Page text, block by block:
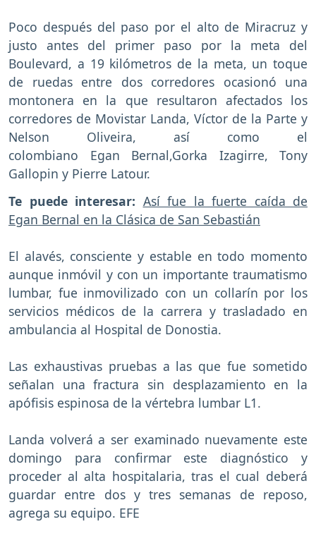
Poco después del paso por el alto de Miracruz y
justo antes del primer paso por la meta del
Boulevard, a 19 kilómetros de la meta, un toque
de ruedas entre dos corredores ocasionó una
montonera en la que resultaron afectados los
corredores de Movistar Landa, Víctor de la Parte y
Nelson Oliveira, así como el
colombiano Egan Bernal,Gorka Izagirre, Tony
Gallopin y Pierre Latour.
Te puede interesar: Así fue la fuerte caída de
Egan Bernal en la Clásica de San Sebastián
El alavés, consciente y estable en todo momento
aunque inmóvil y con un importante traumatismo
lumbar, fue inmovilizado con un collarín por los
servicios médicos de la carrera y trasladado en
ambulancia al Hospital de Donostia.
Las exhaustivas pruebas a las que fue sometido
señalan una fractura sin desplazamiento en la
apófisis espinosa de la vértebra lumbar L1.
Landa volverá a ser examinado nuevamente este
domingo para confirmar este diagnóstico y
proceder al alta hospitalaria, tras el cual deberá
guardar entre dos y tres semanas de reposo,
agrega su equipo. EFE